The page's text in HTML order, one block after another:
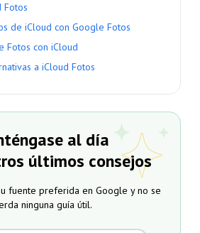
Fotos
de iCloud con Google Fotos
Fotos con iCloud
a iCloud Fotos
al día
últimos consejos
fuente preferida en Google y no se
ninguna guía útil.